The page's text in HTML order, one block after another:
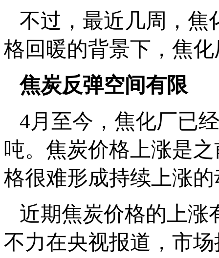
不过，最近几周，焦
格回暖的背景下，焦
焦炭反弹空间有限
4月至今，焦化厂已
吨。焦炭价格上涨是
格很难形成持续上涨
近期焦炭价格的上涨
不力在央视报道，市